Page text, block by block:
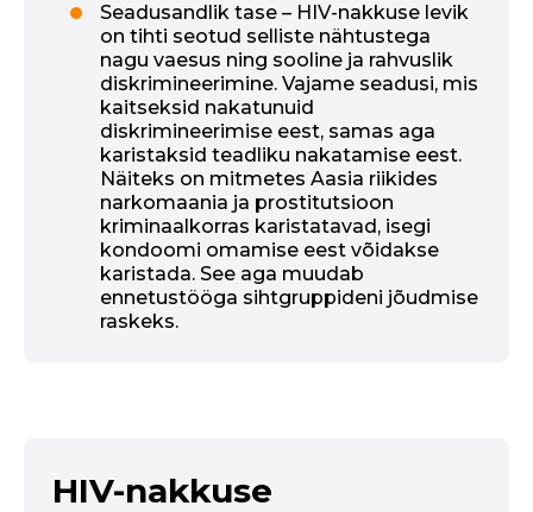
Seadusandlik tase – HIV-nakkuse levik
on tihti seotud selliste nähtustega
nagu vaesus ning sooline ja rahvuslik
diskrimineerimine. Vajame seadusi, mis
kaitseksid nakatunuid
diskrimineerimise eest, samas aga
karistaksid teadliku nakatamise eest.
Näiteks on mitmetes Aasia riikides
narkomaania ja prostitutsioon
kriminaalkorras karistatavad, isegi
kondoomi omamise eest võidakse
karistada. See aga muudab
ennetustööga sihtgruppideni jõudmise
raskeks.
HIV-nakkuse